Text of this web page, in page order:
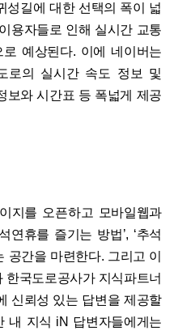
성길에 대한 선택의 폭이 넓
용자들로 인해 실시간 교통
예상된다. 이에 네이버는
로의 실시간 속도 정보 및
보와 시간표 등 폭넓게 제공
지를 오픈하고 모바일웹과
연휴를 즐기는 방법’, ‘추석
공간을 마련한다. 그리고 이
국도로공사가 지식파트너
신뢰성 있는 답변을 제공할
내 지식 iN 답변자들에게는